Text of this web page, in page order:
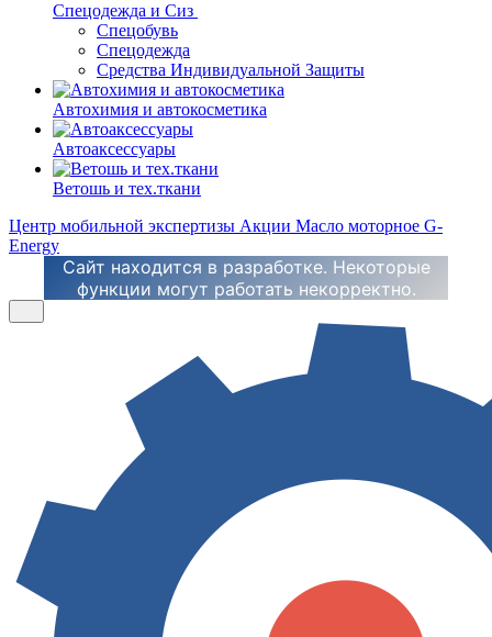
Спецодежда и Сиз
Спецобувь
Спецодежда
Средства Индивидуальной Защиты
Автохимия и автокосметика
Автоаксессуары
Ветошь и тех.ткани
Центр мобильной экспертизы Акции Масло моторное G-
Energy
Сайт находится в разработке. Некоторые
функции могут работать некорректно.